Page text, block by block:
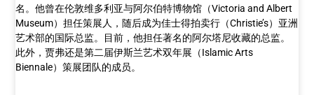
名。他曾在伦敦维多利亚与阿尔伯特博物馆（Victoria and Albert
Museum）担任策展人，随后成为佳士得拍卖行（Christie’s）亚洲
艺术部的国际总监。目前，他担任著名的阿尔塔尼收藏的总监。
此外，贾弗还是第二届伊斯兰艺术双年展（Islamic Arts
Biennale）策展团队的成员。